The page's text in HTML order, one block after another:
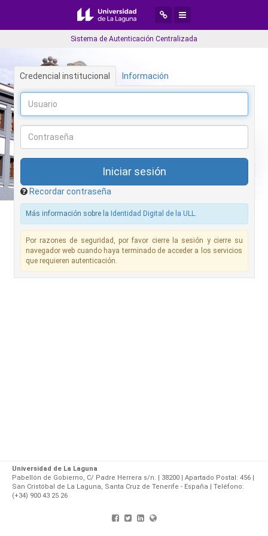
Desplegar menú de
Desplegar menú de
Sistema de Autenticación Centralizada
Credencial institucional Información
Recordar contraseña
Más información sobre la Identidad Digital de la ULL.
Por razones de seguridad, por favor cierre la sesión y cierre su
navegador web cuando haya terminado de acceder a los servicios
que requieren autenticación.
Universidad de La Laguna
Pabellón de Gobierno, C/ Padre Herrera s/n. | 38200 | Apartado Postal: 456 |
San Cristóbal de La Laguna, Santa Cruz de Tenerife - España | Teléfono:
(+34) 900 43 25 26